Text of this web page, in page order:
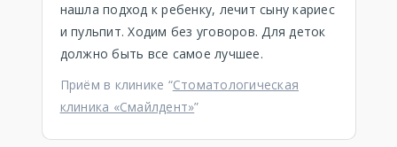
нашла подход к ребенку, лечит сыну кариес
и пульпит. Ходим без уговоров. Для деток
должно быть все самое лучшее.
Приём в клинике “Стоматологическая
клиника «Смайлдент»”